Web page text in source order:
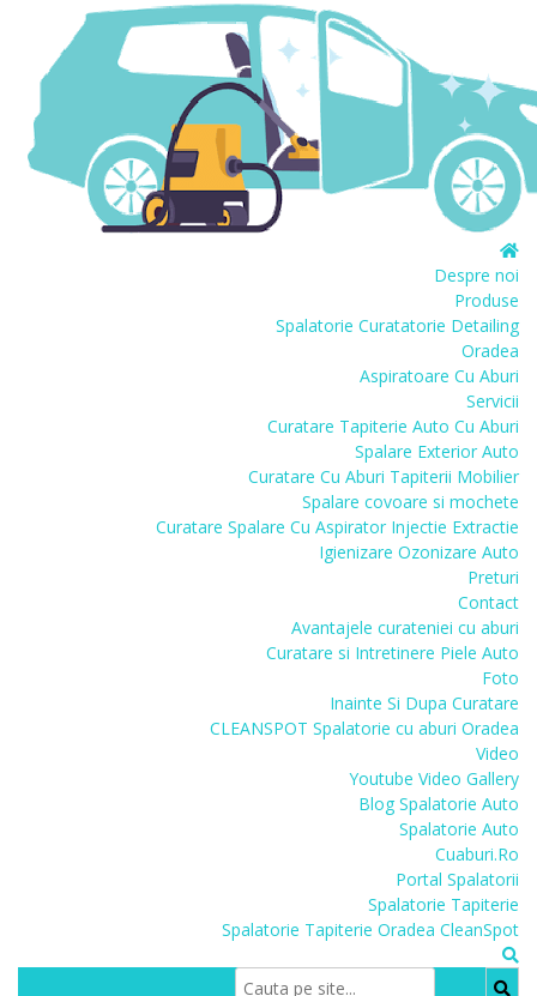
Despre noi
Produse
Spalatorie Curatatorie Detailing
Oradea
Aspiratoare Cu Aburi
Servicii
Curatare Tapiterie Auto Cu Aburi
Spalare Exterior Auto
Curatare Cu Aburi Tapiterii Mobilier
Spalare covoare si mochete
Curatare Spalare Cu Aspirator Injectie Extractie
Igienizare Ozonizare Auto
Preturi
Contact
Avantajele curateniei cu aburi
Curatare si Intretinere Piele Auto
Foto
Inainte Si Dupa Curatare
CLEANSPOT Spalatorie cu aburi Oradea
Video
Youtube Video Gallery
Blog Spalatorie Auto
Spalatorie Auto
Cuaburi.Ro
Portal Spalatorii
Spalatorie Tapiterie
Spalatorie Tapiterie Oradea CleanSpot